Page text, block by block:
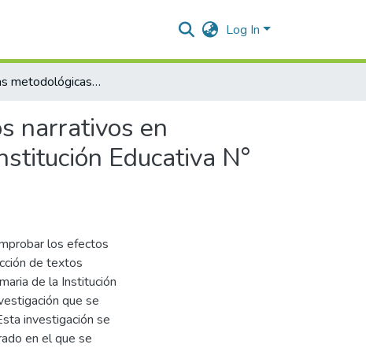
Log In
Estrategias metodológicas para la producción de textos narrativos en estudiantes del 4° grado de educación primaria de la Institución Educativa N° 38257/Mx-P “San Ramón”. Huanta -2024
narrativos en
Educativa N°
los efectos
de textos
de la Institución
que se
investigación se
en el que se